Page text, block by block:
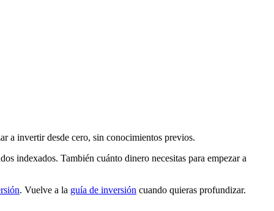
a invertir desde cero, sin conocimientos previos.
indexados. También cuánto dinero necesitas para empezar a
. Vuelve a la guía de inversión cuando quieras profundizar.